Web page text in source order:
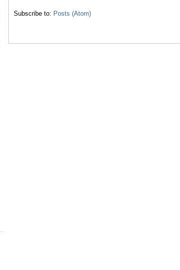
Subscribe to: Posts (Atom)